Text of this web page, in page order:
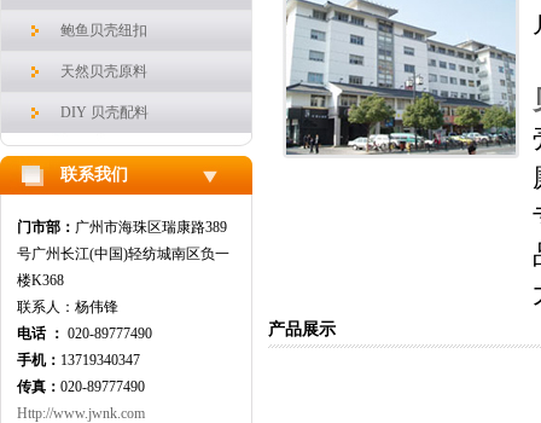
鲍鱼贝壳纽扣
天然贝壳原料
DIY 贝壳配料
联系我们
门市部： 广州市海珠区瑞康路389
号广州长江(中国)轻纺城南区负一
楼K368
联系人：杨伟锋
电话 ： 020-89777490
手机： 13719340347
传真： 020-89777490
Http://www.jwnk.com
产品展示